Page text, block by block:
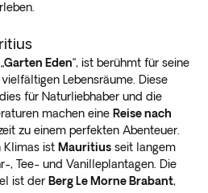
Garten Eden“, ist berühmt für seine
Lebensräume. Diese
für Naturliebhaber und die
machen eine Reise nach
zu einem perfekten Abenteuer.
Klimas ist Mauritius seit langem
, Tee- und Vanilleplantagen. Die
ist der Berg Le Morne Brabant,